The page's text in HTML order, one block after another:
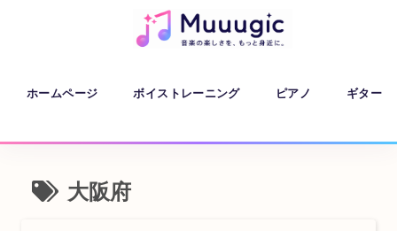
ホームページ ボイストレーニング ピアノ ギター
大阪府